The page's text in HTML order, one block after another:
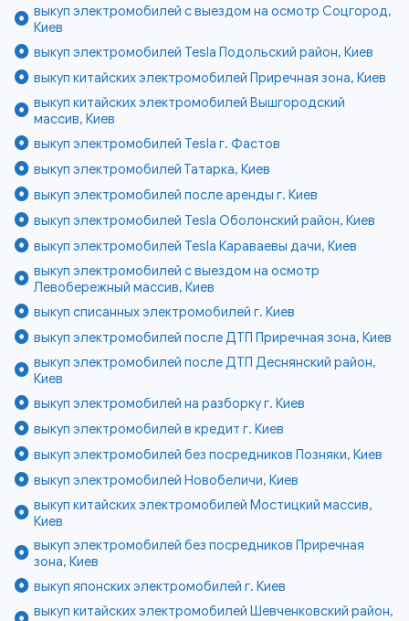
выкуп электромобилей с выездом на осмотр Соцгород,
Киев
выкуп электромобилей Tesla Подольский район, Киев
выкуп китайских электромобилей Приречная зона, Киев
выкуп китайских электромобилей Вышгородский
массив, Киев
выкуп электромобилей Tesla г. Фастов
выкуп электромобилей Татарка, Киев
выкуп электромобилей после аренды г. Киев
выкуп электромобилей Tesla Оболонский район, Киев
выкуп электромобилей Tesla Караваевы дачи, Киев
выкуп электромобилей с выездом на осмотр
Левобережный массив, Киев
выкуп списанных электромобилей г. Киев
выкуп электромобилей после ДТП Приречная зона, Киев
выкуп электромобилей после ДТП Деснянский район,
Киев
выкуп электромобилей на разборку г. Киев
выкуп электромобилей в кредит г. Киев
выкуп электромобилей без посредников Позняки, Киев
выкуп электромобилей Новобеличи, Киев
выкуп китайских электромобилей Мостицкий массив,
Киев
выкуп электромобилей без посредников Приречная
зона, Киев
выкуп японских электромобилей г. Киев
выкуп китайских электромобилей Шевченковский район,